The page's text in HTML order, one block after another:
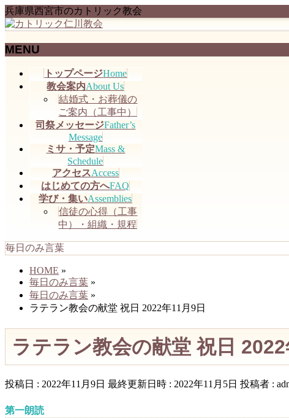
兵庫県西宮市のカトリック教会
MENU
トップページHome
教会案内About Us
結婚式・お葬儀の
ご案内（工事中）
司祭メッセージFather’s
Message
ミサ・予定Mass &
Schedule
アクセスAccess
はじめての方へFAQ
学び・集いAssemblies
信徒の心得（工事
中）・組織・規程
毎日のみ言葉
HOME »
毎日のみ言葉 »
毎日のみ言葉 »
ラテラン教会の献堂 祝日 2022年11月9日
ラテラン教会の献堂 祝日 2022
投稿日 : 2022年11月9日 最終更新日時 : 2022年11月5日 投稿者 :
第一朗読